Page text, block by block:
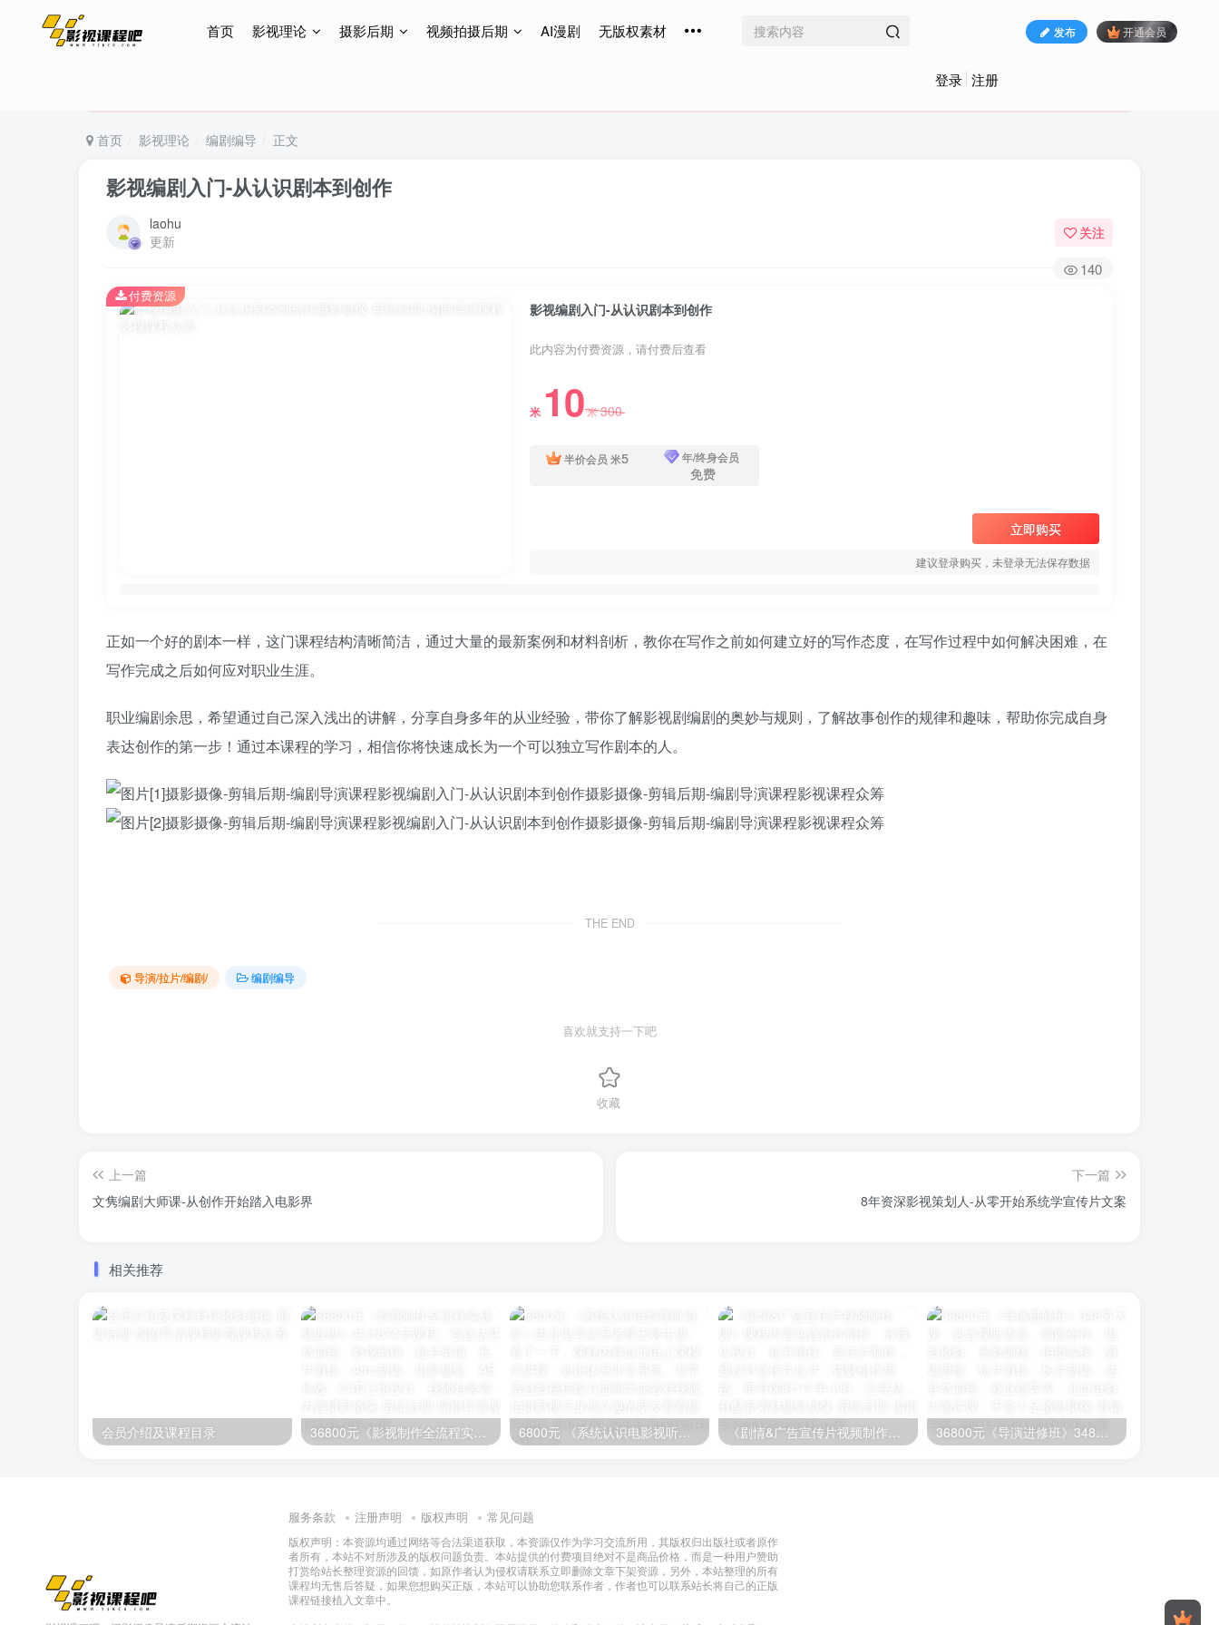
首页 影视理论 摄影后期 视频拍摄后期 AI漫剧 无版权素材 发布 开通会员
登录 注册
特惠终身会员299元，网站所有内容都可观看，终身免费更新
首页 影视理论 编剧编导 正文
影视编剧入门-从认识剧本到创作
laohu
更新
关注
140
影视编剧入门-从认识剧本到创作
此内容为付费资源，请付费后查看
米 10米300
半价会员 米5 年/终身会员
免费
立即购买
建议登录购买，未登录无法保存数据
付费资源
正如一个好的剧本一样，这门课程结构清晰简洁，通过大量的最新案例和材料剖析，教你在写作之前如何建立好的写作态度，在写作过程中如何解决困难，在
写作完成之后如何应对职业生涯。
职业编剧余思，希望通过自己深入浅出的讲解，分享自身多年的从业经验，带你了解影视剧编剧的奥妙与规则，了解故事创作的规律和趣味，帮助你完成自身
表达创作的第一步！通过本课程的学习，相信你将快速成长为一个可以独立写作剧本的人。
THE END
导演/拉片/编剧/ 编剧编导
喜欢就支持一下吧
收藏
上一篇
文隽编剧大师课-从创作开始踏入电影界
下一篇
8年资深影视策划人-从零开始系统学宣传片文案
相关推荐
会员介绍及课程目录 36800元《影视制作全流程实战就业班》共计874节课程。包含达芬奇调色、影视剪辑、短片剪辑、长片剪辑、Amc剪辑、电影摄影、AE特效、C4D三维设计、视频包装等内容 6800元 《系统认识电影视听语言》由北电导演系老师王舸主讲。看了一下，课程内容以北电上课模式讲授，知识体系非常系统。非常适合影视传媒方面同学或者对视频拍摄影视行业感兴趣的朋友看看 《剧情&广告宣传片视频制作课》课程内容包含剧作创作、分镜头设计、短片创作、宣传片制作，通过对宣传片拉片，讲解创作思路。每节课时1个半小时，已完结，有配套素材 36800元《导演进修班》348节大课，包含视听语言、编剧创作、电影摄影、光影训练、拍摄实操、剪辑思维、短片剪辑、长片剪辑、达芬奇调色、就业指导等。几位电影大咖讲课，干货十足
服务条款 注册声明 版权声明 常见问题
版权声明：本资源均通过网络等合法渠道获取，本资源仅作为学习交流所用，其版权归出版社或者原作
者所有，本站不对所涉及的版权问题负责。本站提供的付费项目绝对不是商品价格，而是一种用户赞助
打赏给站长整理资源的回馈，如原作者认为侵权请联系立即删除文章下架资源，另外，本站整理的所有
课程均无售后答疑，如果您想购买正版，本站可以协助您联系作者，作者也可以联系站长将自己的正版
课程链接植入文章中。